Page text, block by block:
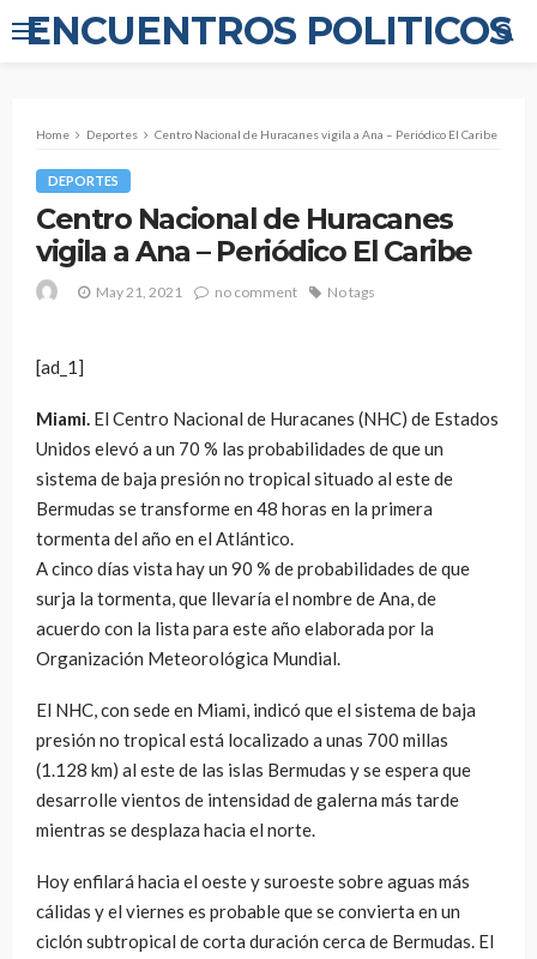
ENCUENTROS POLITICOS
Home Deportes Centro Nacional de Huracanes vigila a Ana – Periódico El Caribe
DEPORTES
Centro Nacional de Huracanes
vigila a Ana – Periódico El Caribe
May 21, 2021 no comment No tags
[ad_1]
Miami. El Centro Nacional de Huracanes (NHC) de Estados
Unidos elevó a un 70 % las probabilidades de que un
sistema de baja presión no tropical situado al este de
Bermudas se transforme en 48 horas en la primera
tormenta del año en el Atlántico.
A cinco días vista hay un 90 % de probabilidades de que
surja la tormenta, que llevaría el nombre de Ana, de
acuerdo con la lista para este año elaborada por la
Organización Meteorológica Mundial.
El NHC, con sede en Miami, indicó que el sistema de baja
presión no tropical está localizado a unas 700 millas
(1.128 km) al este de las islas Bermudas y se espera que
desarrolle vientos de intensidad de galerna más tarde
mientras se desplaza hacia el norte.
Hoy enfilará hacia el oeste y suroeste sobre aguas más
cálidas y el viernes es probable que se convierta en un
ciclón subtropical de corta duración cerca de Bermudas. El